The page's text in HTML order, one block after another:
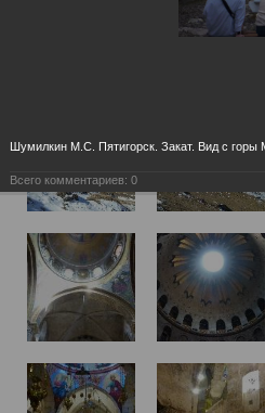
Шумилкин М.С. Пятигорск. Закат. Вид с горы
Всего комментариев: 0